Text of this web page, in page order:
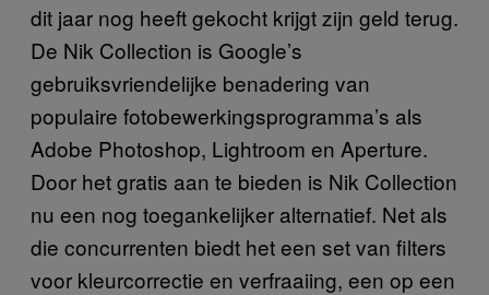
dit jaar nog heeft gekocht krijgt zijn geld terug.
De Nik Collection is Google’s
gebruiksvriendelijke benadering van
populaire fotobewerkingsprogramma’s als
Adobe Photoshop, Lightroom en Aperture.
Door het gratis aan te bieden is Nik Collection
nu een nog toegankelijker alternatief. Net als
die concurrenten biedt het een set van filters
voor kleurcorrectie en verfraaiing, een op een